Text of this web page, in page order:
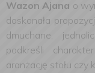
Wazon Ajana o
doskonała
dmuchane,
podkreśli
aranżację stołu czy